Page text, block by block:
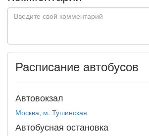
Расписание автобусов
Автовокзал
Москва, м. Тушинская
Автобусная остановка